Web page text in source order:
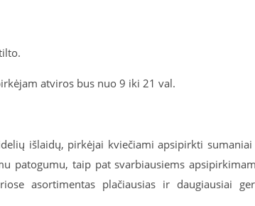
atviros bus nuo 9 iki 21 val.
išlaidų, pirkėjai kviečiami apsipirkti sumaniai
patogumu, taip pat svarbiausiems
asortimentas plačiausias ir daugiausiai